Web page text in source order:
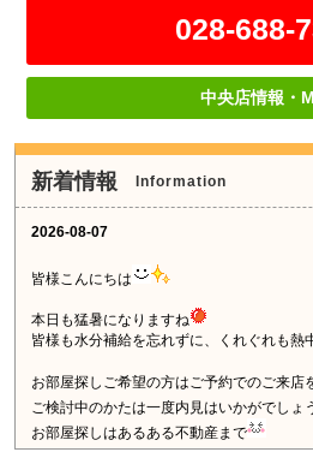
028-688-
中央店情報・
新着情報 Information